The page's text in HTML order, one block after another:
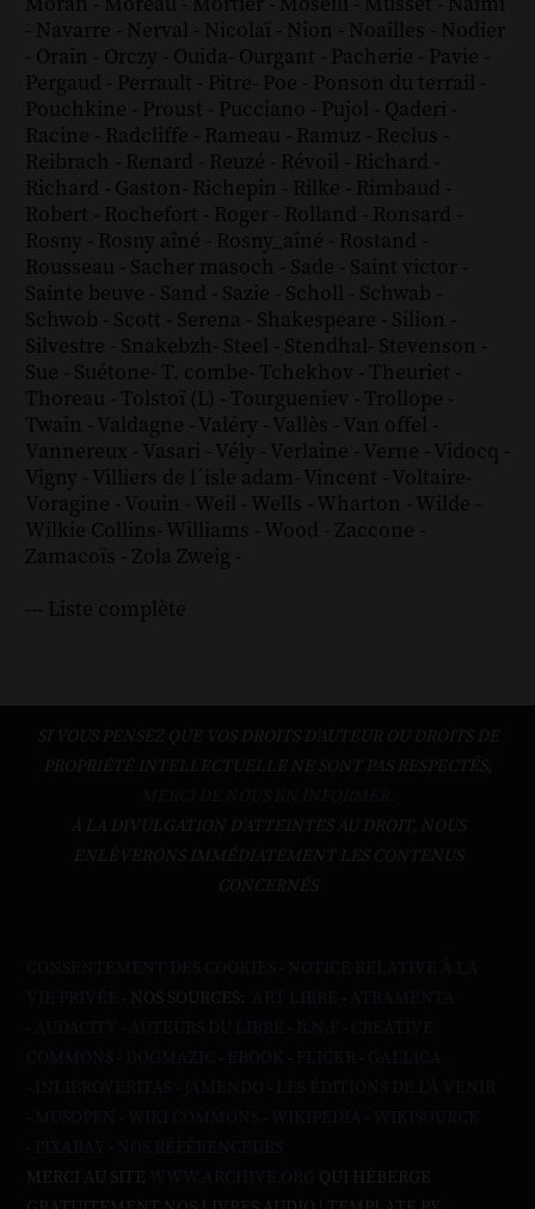
- Navarre - Nerval - Nicolaï - Nion - Noailles - Nodier
- Orain - Orczy - Ouida- Ourgant - Pacherie - Pavie -
Pergaud - Perrault - Pitre- Poe - Ponson du terrail -
Pouchkine - Proust - Pucciano - Pujol - Qaderi -
Racine - Radcliffe - Rameau - Ramuz - Reclus -
Reibrach - Renard - Reuzé - Révoil - Richard -
Richard - Gaston- Richepin - Rilke - Rimbaud -
Robert - Rochefort - Roger - Rolland - Ronsard -
Rosny - Rosny aîné - Rosny_aîné - Rostand -
Rousseau - Sacher masoch - Sade - Saint victor -
Sainte beuve - Sand - Sazie - Scholl - Schwab -
Schwob - Scott - Serena - Shakespeare - Silion -
Silvestre - Snakebzh- Steel - Stendhal- Stevenson -
Sue - Suétone- T. combe- Tchekhov - Theuriet -
Thoreau - Tolstoï (L) - Tourgueniev - Trollope -
Twain - Valdagne - Valéry - Vallès - Van offel -
Vannereux - Vasari - Vély - Verlaine - Verne - Vidocq -
Vigny - Villiers de l´isle adam- Vincent - Voltaire-
Voragine - Vouin - Weil - Wells - Wharton - Wilde -
Wilkie Collins- Williams - Wood - Zaccone -
Zamacoïs - Zola Zweig -
--- Liste complète